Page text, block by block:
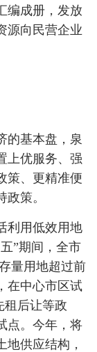
编成册，发放
源向民营企业
的基本盘，泉
上优服务、强
策、更精准便
策。
利用低效用地
”期间，全市
量用地超过前
在中心市区试
租后让等政
点。今年，将
供应结构，